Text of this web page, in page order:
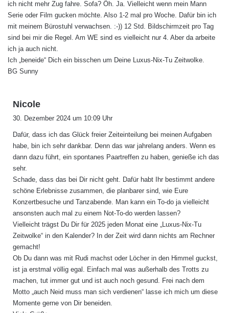
ich nicht mehr Zug fahre. Sofa? Öh. Ja. Vielleicht wenn mein Mann
Serie oder Film gucken möchte. Also 1-2 mal pro Woche. Dafür bin ich
mit meinem Bürostuhl verwachsen. :-)) 12 Std. Bildschirmzeit pro Tag
sind bei mir die Regel. Am WE sind es vielleicht nur 4. Aber da arbeite
ich ja auch nicht.
Ich „beneide“ Dich ein bisschen um Deine Luxus-Nix-Tu Zeitwolke.
BG Sunny
Nicole
t
:
30. Dezember 2024 um 10:09 Uhr
Dafür, dass ich das Glück freier Zeiteinteilung bei meinen Aufgaben
habe, bin ich sehr dankbar. Denn das war jahrelang anders. Wenn es
dann dazu führt, ein spontanes Paartreffen zu haben, genieße ich das
sehr.
Schade, dass das bei Dir nicht geht. Dafür habt Ihr bestimmt andere
schöne Erlebnisse zusammen, die planbarer sind, wie Eure
Konzertbesuche und Tanzabende. Man kann ein To-do ja vielleicht
ansonsten auch mal zu einem Not-To-do werden lassen?
Vielleicht trägst Du Dir für 2025 jeden Monat eine „Luxus-Nix-Tu
Zeitwolke“ in den Kalender? In der Zeit wird dann nichts am Rechner
gemacht!
Ob Du dann was mit Rudi machst oder Löcher in den Himmel guckst,
ist ja erstmal völlig egal. Einfach mal was außerhalb des Trotts zu
machen, tut immer gut und ist auch noch gesund. Frei nach dem
Motto „auch Neid muss man sich verdienen“ lasse ich mich um diese
Momente gerne von Dir beneiden.